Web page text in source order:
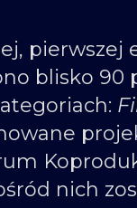
blisko
nich